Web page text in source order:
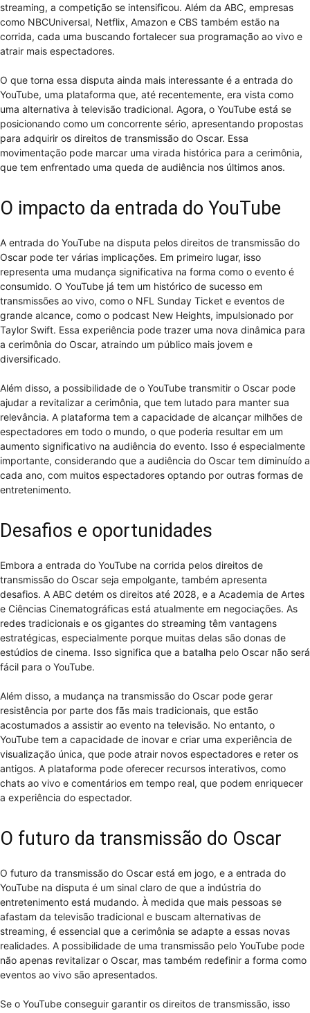
streaming, a competição se intensificou. Além da ABC, empresas
como NBCUniversal, Netflix, Amazon e CBS também estão na
corrida, cada uma buscando fortalecer sua programação ao vivo e
atrair mais espectadores.
O que torna essa disputa ainda mais interessante é a entrada do
YouTube, uma plataforma que, até recentemente, era vista como
uma alternativa à televisão tradicional. Agora, o YouTube está se
posicionando como um concorrente sério, apresentando propostas
para adquirir os direitos de transmissão do Oscar. Essa
movimentação pode marcar uma virada histórica para a cerimônia,
que tem enfrentado uma queda de audiência nos últimos anos.
O impacto da entrada do YouTube
A entrada do YouTube na disputa pelos direitos de transmissão do
Oscar pode ter várias implicações. Em primeiro lugar, isso
representa uma mudança significativa na forma como o evento é
consumido. O YouTube já tem um histórico de sucesso em
transmissões ao vivo, como o NFL Sunday Ticket e eventos de
grande alcance, como o podcast New Heights, impulsionado por
Taylor Swift. Essa experiência pode trazer uma nova dinâmica para
a cerimônia do Oscar, atraindo um público mais jovem e
diversificado.
Além disso, a possibilidade de o YouTube transmitir o Oscar pode
ajudar a revitalizar a cerimônia, que tem lutado para manter sua
relevância. A plataforma tem a capacidade de alcançar milhões de
espectadores em todo o mundo, o que poderia resultar em um
aumento significativo na audiência do evento. Isso é especialmente
importante, considerando que a audiência do Oscar tem diminuído a
cada ano, com muitos espectadores optando por outras formas de
entretenimento.
Desafios e oportunidades
Embora a entrada do YouTube na corrida pelos direitos de
transmissão do Oscar seja empolgante, também apresenta
desafios. A ABC detém os direitos até 2028, e a Academia de Artes
e Ciências Cinematográficas está atualmente em negociações. As
redes tradicionais e os gigantes do streaming têm vantagens
estratégicas, especialmente porque muitas delas são donas de
estúdios de cinema. Isso significa que a batalha pelo Oscar não será
fácil para o YouTube.
Além disso, a mudança na transmissão do Oscar pode gerar
resistência por parte dos fãs mais tradicionais, que estão
acostumados a assistir ao evento na televisão. No entanto, o
YouTube tem a capacidade de inovar e criar uma experiência de
visualização única, que pode atrair novos espectadores e reter os
antigos. A plataforma pode oferecer recursos interativos, como
chats ao vivo e comentários em tempo real, que podem enriquecer
a experiência do espectador.
O futuro da transmissão do Oscar
O futuro da transmissão do Oscar está em jogo, e a entrada do
YouTube na disputa é um sinal claro de que a indústria do
entretenimento está mudando. À medida que mais pessoas se
afastam da televisão tradicional e buscam alternativas de
streaming, é essencial que a cerimônia se adapte a essas novas
realidades. A possibilidade de uma transmissão pelo YouTube pode
não apenas revitalizar o Oscar, mas também redefinir a forma como
eventos ao vivo são apresentados.
Se o YouTube conseguir garantir os direitos de transmissão, isso